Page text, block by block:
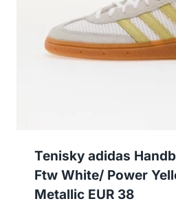
Tenisky adidas
Ftw White/ Power
Metallic EUR 38